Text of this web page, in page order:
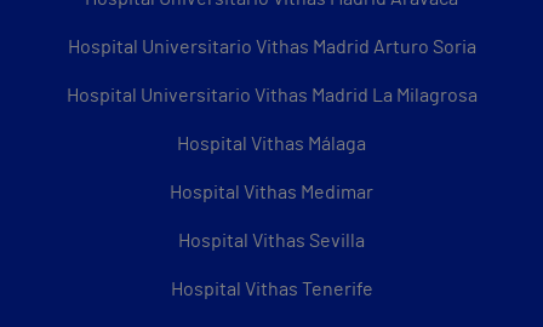
Hospital Universitario Vithas Madrid Arturo Soria
Hospital Universitario Vithas Madrid La Milagrosa
Hospital Vithas Málaga
Hospital Vithas Medimar
Hospital Vithas Sevilla
Hospital Vithas Tenerife